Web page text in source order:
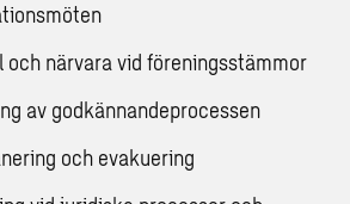
och närvara vid föreningsstämmor
av godkännandeprocessen
och evakuering